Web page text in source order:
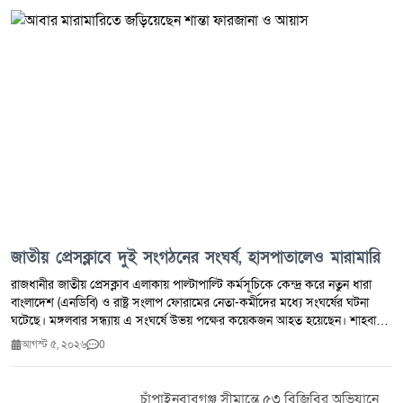
জাতীয় প্রেসক্লাবে দুই সংগঠনের সংঘর্ষ, হাসপাতালেও মারামারি
রাজধানীর জাতীয় প্রেসক্লাব এলাকায় পাল্টাপাল্টি কর্মসূচিকে কেন্দ্র করে নতুন ধারা
বাংলাদেশ (এনডিবি) ও রাষ্ট্র সংলাপ ফোরামের নেতা-কর্মীদের মধ্যে সংঘর্ষের ঘটনা
ঘটেছে। মঙ্গলবার সন্ধ্যায় এ সংঘর্ষে উভয় পক্ষের কয়েকজন আহত হয়েছেন। শাহবাগ
থানা-পুলিশ সূত্রে জানা যায়, গত শনিবার জুলাই গণ-অভ্যুত্থান ও শহীদদের নিয়ে কটূক্তি
এনডিবির কার্যালয়ে শান্তা ফারজানাকে মারধরের অভিযোগও রয়েছে। প্রত্যক্ষদর্শী ও
আগস্ট ৫, ২০২৬ 0